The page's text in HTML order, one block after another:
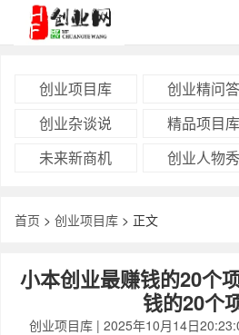
创业项目库 创业精问答
创业杂谈说
精品项目库
未来新商机
创业人物秀
首页 > 创业项目库 > 正文
小本创业最赚钱的20个
钱的20个
创业项目库 | 2025年10月14日